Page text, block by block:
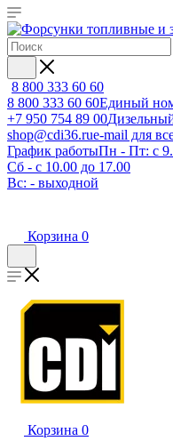
8 800 333 60 60
8 800 333 60 60Единый
+7 950 754 89 00
shop@cdi36.rue-mail для
График работыПн - Пт: с
Сб - с 10.00 до 17.00
Вс: - выходной
Корзина 0
Корзина 0